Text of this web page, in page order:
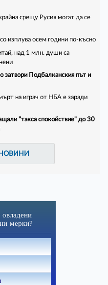
срещу Русия могат да се
изплува осем години по-късно
над 1 млн. души са
затвори Подбалканския път и
на играч от НБА е заради
"такса спокойствие" до 30